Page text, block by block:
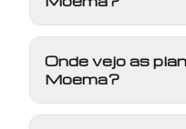
Onde vejo as
Moema?